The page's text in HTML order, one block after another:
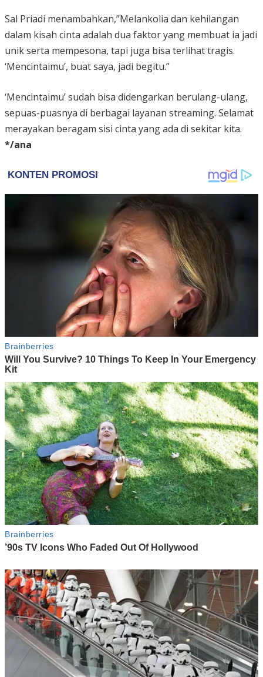
Sal Priadi menambahkan,”Melankolia dan kehilangan
dalam kisah cinta adalah dua faktor yang membuat ia jadi
unik serta mempesona, tapi juga bisa terlihat tragis.
‘Mencintaimu’, buat saya, jadi begitu.”
‘Mencintaimu’ sudah bisa didengarkan berulang-ulang,
sepuas-puasnya di berbagai layanan streaming. Selamat
merayakan beragam sisi cinta yang ada di sekitar kita.
*/ana